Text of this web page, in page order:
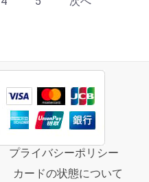
プライバシーポリシー
カードの状態について